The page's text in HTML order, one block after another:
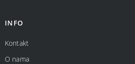
INFO
Kontakt
O nama